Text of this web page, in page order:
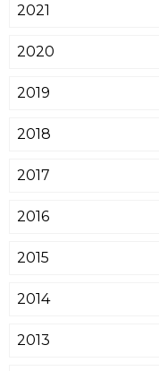
2021
2020
2019
2018
2017
2016
2015
2014
2013